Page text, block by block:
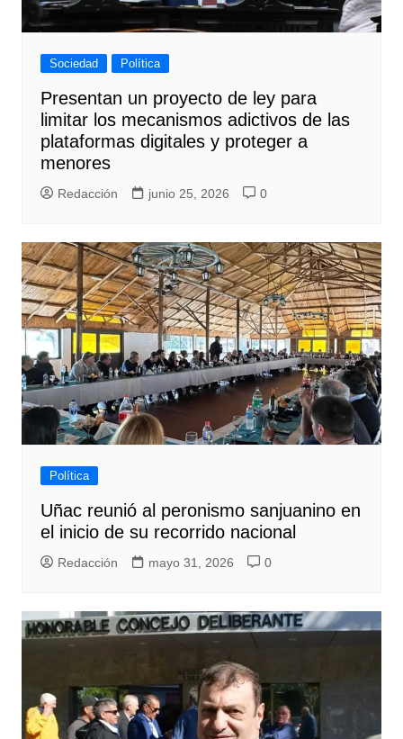
Sociedad Política
Presentan un proyecto de ley para
limitar los mecanismos adictivos de las
plataformas digitales y proteger a
menores
Redacción junio 25, 2026 0
Política
Uñac reunió al peronismo sanjuanino en
el inicio de su recorrido nacional
Redacción mayo 31, 2026 0